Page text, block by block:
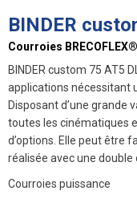
BINDER
Courroies
BINDER custom 75 AT5
applications nécessitant
Disposant d’une grande
toutes les cinématiques
d’options. Elle peut être
réalisée avec une double
Courroies puissance